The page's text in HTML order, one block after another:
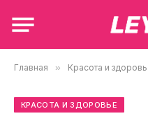
Главная » Красота и
КРАСОТА И ЗДОРОВЬЕ